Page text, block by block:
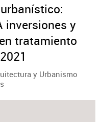
inversiones y
tratamiento
y Urbanismo